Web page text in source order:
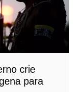
crie
para